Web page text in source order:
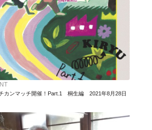
カンマッチ開催！Part.1 桐生編 2021年8月28日